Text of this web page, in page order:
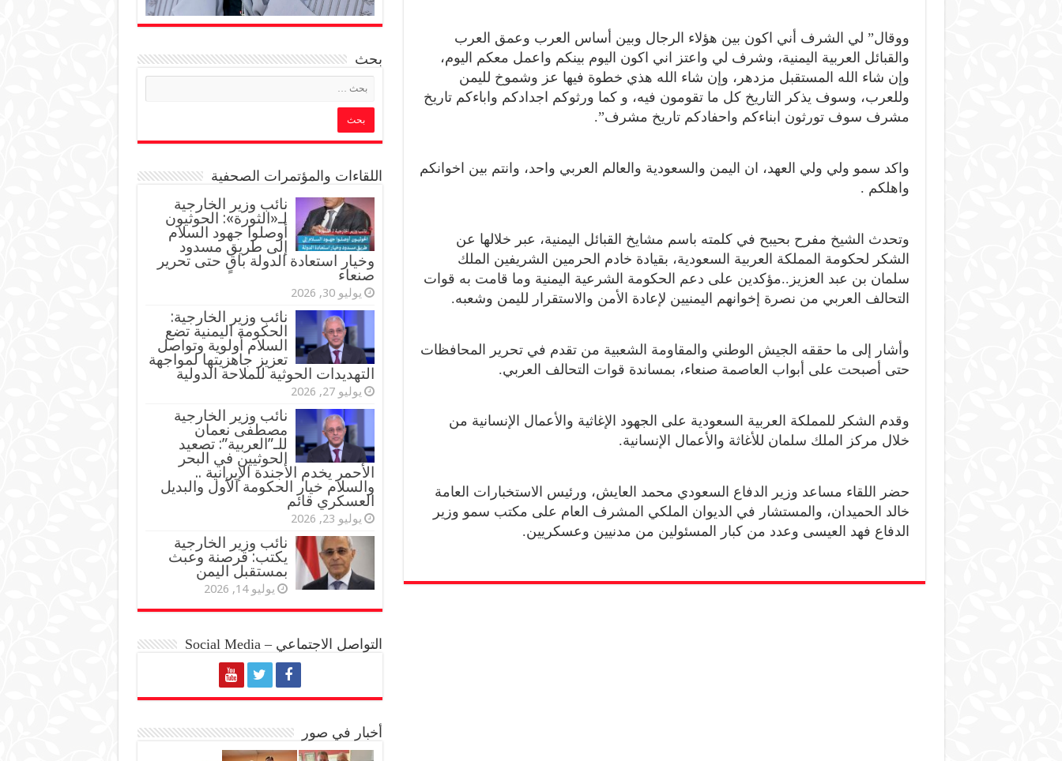
ووقال” لي الشرف أني اكون بين هؤلاء الرجال وبين أساس العرب وعمق العرب
والقبائل العربية اليمنية، وشرف لي واعتز اني اكون اليوم بينكم واعمل معكم اليوم،
وإن شاء الله المستقبل مزدهر، وإن شاء الله هذي خطوة فيها عز وشموخ لليمن
وللعرب، وسوف يذكر التاريخ كل ما تقومون فيه، و كما ورثوكم اجدادكم واباءكم تاريخ
مشرف سوف تورثون ابناءكم واحفادكم تاريخ مشرف”.
واكد سمو ولي ولي العهد، ان اليمن والسعودية والعالم العربي واحد، وانتم بين اخوانكم
واهلكم .
وتحدث الشيخ مفرح بحيبح في كلمته باسم مشايخ القبائل اليمنية، عبر خلالها عن
الشكر لحكومة المملكة العربية السعودية، بقيادة خادم الحرمين الشريفين الملك
سلمان بن عبد العزيز..مؤكدين على دعم الحكومة الشرعية اليمنية وما قامت به قوات
التحالف العربي من نصرة إخوانهم اليمنيين لإعادة الأمن والاستقرار لليمن وشعبه.
وأشار إلى ما حققه الجيش الوطني والمقاومة الشعبية من تقدم في تحرير المحافظات
حتى أصبحت على أبواب العاصمة صنعاء، بمساندة قوات التحالف العربي.
وقدم الشكر للمملكة العربية السعودية على الجهود الإغاثية والأعمال الإنسانية من
خلال مركز الملك سلمان للأغاثة والأعمال الإنسانية.
حضر اللقاء مساعد وزير الدفاع السعودي محمد العايش، ورئيس الاستخبارات العامة
خالد الحميدان، والمستشار في الديوان الملكي المشرف العام على مكتب سمو وزير
الدفاع فهد العيسى وعدد من كبار المسئولين من مدنيين وعسكريين.
بحث
اللقاءات والمؤتمرات الصحفية
‏نائب وزير الخارجية
لـ«الثورة»: الحوثيون
أوصلوا جهود السلام
إلى طريق مسدود
وخيار استعادة الدولة باقٍ حتى تحرير
صنعاء
يوليو 30, 2026
نائب وزير الخارجية:
الحكومة اليمنية تضع
السلام أولوية وتواصل
تعزيز جاهزيتها لمواجهة
التهديدات الحوثية للملاحة الدولية
يوليو 27, 2026
نائب وزير الخارجية
مصطفى نعمان
للـ”العربية”: تصعيد
الحوثيين في البحر
الأحمر يخدم الأجندة الإيرانية ..
والسلام خيار الحكومة الأول والبديل
العسكري قائم
يوليو 23, 2026
نائب وزير الخارجية
يكتب: قرصنة وعبث
بمستقبل اليمن
يوليو 14, 2026
التواصل الاجتماعي – Social Media
أخبار في صور